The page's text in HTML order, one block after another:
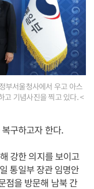
부서울청사에서 우고 아스
고 기념사진을 찍고 있다. <
구하고자 한다.
강한 의지를 보이고
통일부 장관 임명안
점을 방문해 남북 간